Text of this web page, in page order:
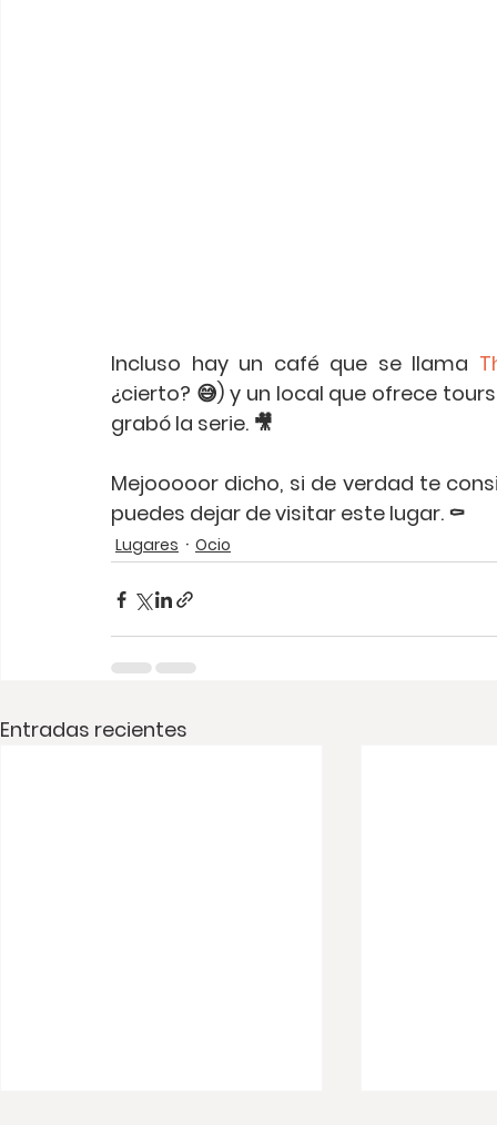
Incluso hay un café que se llama
¿cierto? 😅) y un local que ofrece
grabó la serie. 🎥
Mejooooor dicho, si de verdad te
puedes dejar de visitar este lugar. ⚰️
Lugares Ocio
Entradas recientes